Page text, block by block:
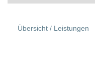
Übersicht / Leistungen